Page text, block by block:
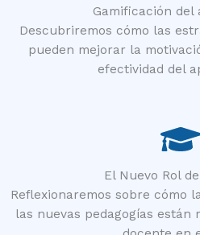
Gamificación del
Descubriremos cómo las
pueden mejorar la
efectividad del
El Nuevo Rol
Reflexionaremos sobre cómo
las nuevas pedagogías están